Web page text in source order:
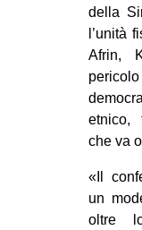
della
l’unità
Afrin,
etnico,
che va
«Il
un
oltre